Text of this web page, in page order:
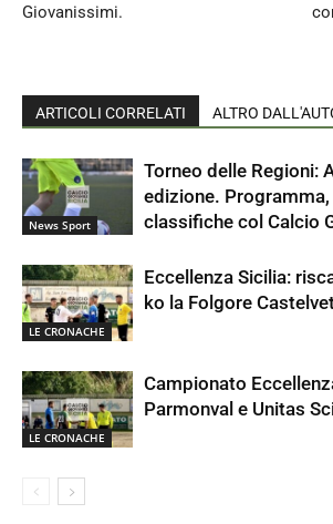
Giovanissimi.
ARTICOLI CORRELATI ALTRO
News Sport
Torneo delle Regioni:
edizione.
classifiche col Calcio
LE CRONACHE
Eccellenza Sicilia:
ko la Folgore
LE CRONACHE
Campionato
Parmonval e Unitas